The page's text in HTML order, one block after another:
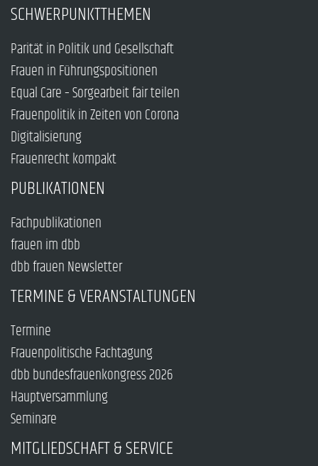
SCHWERPUNKTTHEMEN
Parität in Politik und Gesellschaft
Frauen in Führungspositionen
Equal Care – Sorgearbeit fair teilen
Frauenpolitik in Zeiten von Corona
Digitalisierung
Frauenrecht kompakt
PUBLIKATIONEN
Fachpublikationen
frauen im dbb
dbb frauen Newsletter
TERMINE & VERANSTALTUNGEN
Termine
Frauenpolitische Fachtagung
dbb bundesfrauenkongress 2026
Hauptversammlung
Seminare
MITGLIEDSCHAFT & SERVICE